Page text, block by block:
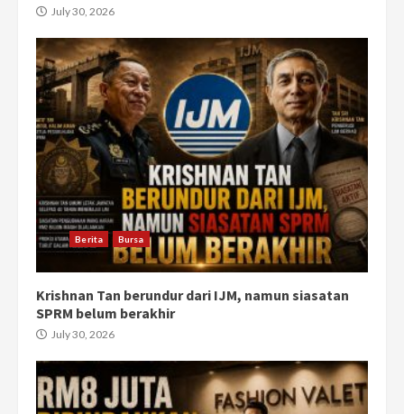
July 30, 2026
Berita Bursa
Krishnan Tan berundur dari IJM, namun siasatan
SPRM belum berakhir
July 30, 2026